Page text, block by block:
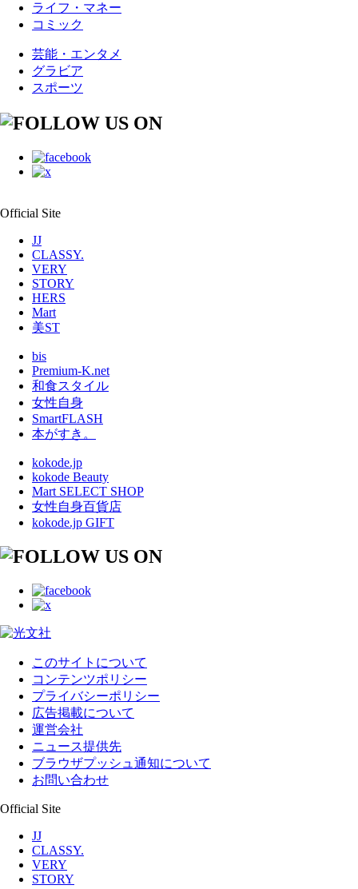
ライフ・マネー
コミック
芸能・エンタメ
グラビア
スポーツ
Official Site
JJ
CLASSY.
VERY
STORY
HERS
Mart
美ST
bis
Premium-K.net
和食スタイル
女性自身
SmartFLASH
本がすき。
kokode.jp
kokode Beauty
Mart SELECT SHOP
女性自身百貨店
kokode.jp GIFT
このサイトについて
コンテンツポリシー
プライバシーポリシー
広告掲載について
運営会社
ニュース提供先
ブラウザプッシュ通知について
お問い合わせ
Official Site
JJ
CLASSY.
VERY
STORY